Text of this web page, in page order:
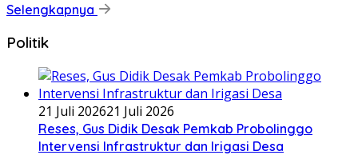
Selengkapnya
Politik
21 Juli 202621 Juli 2026
Reses, Gus Didik Desak Pemkab Probolinggo
Intervensi Infrastruktur dan Irigasi Desa